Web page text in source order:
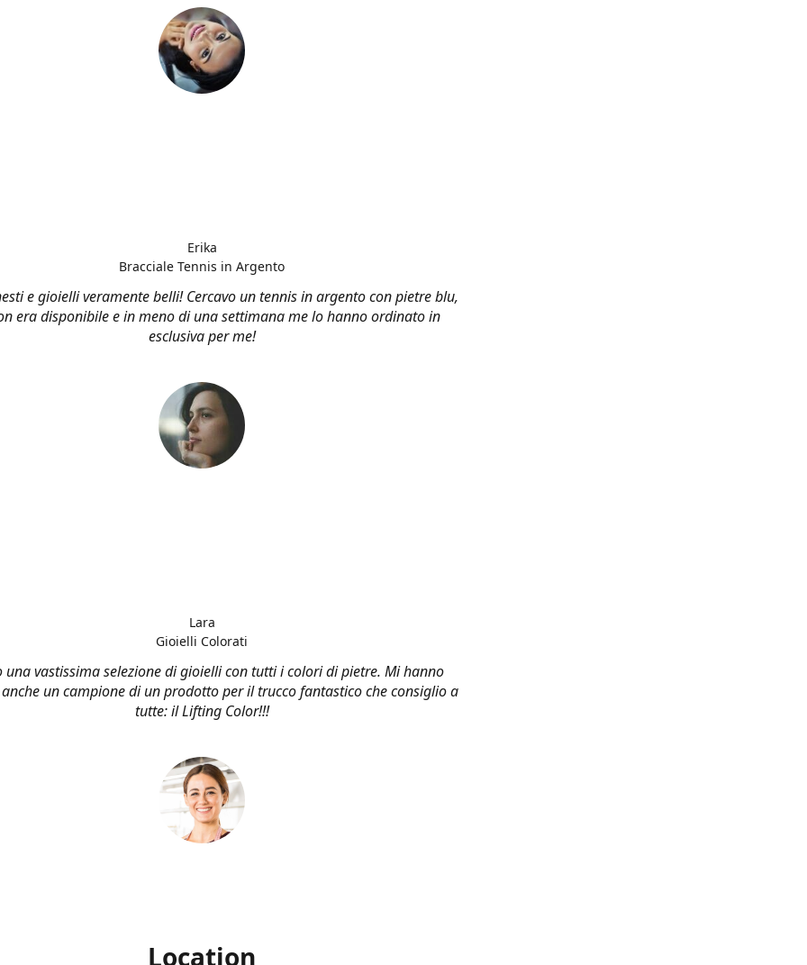
e gioielli veramente belli! Cercavo un tennis in argento con pietre blu,
era disponibile e in meno di una settimana me lo hanno ordinato in
esclusiva per me!
Erika
Bracciale Tennis in Argento
una vastissima selezione di gioielli con tutti i colori di pietre. Mi hanno
un campione di un prodotto per il trucco fantastico che consiglio a
tutte: il Lifting Color!!!
Lara
Gioielli Colorati
Location